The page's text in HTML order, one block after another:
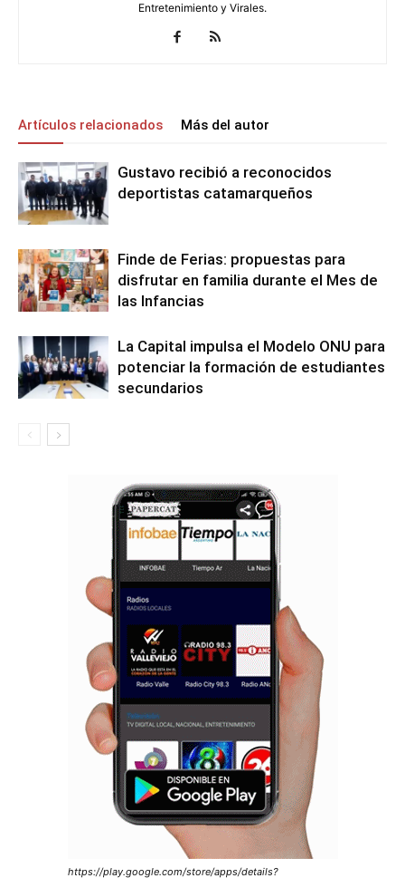
Entretenimiento y Virales.
Artículos relacionados Más del autor
Gustavo recibió a reconocidos
deportistas catamarqueños
Finde de Ferias: propuestas para
disfrutar en familia durante el Mes de
las Infancias
La Capital impulsa el Modelo ONU para
potenciar la formación de estudiantes
secundarios
https://play.google.com/store/apps/details?